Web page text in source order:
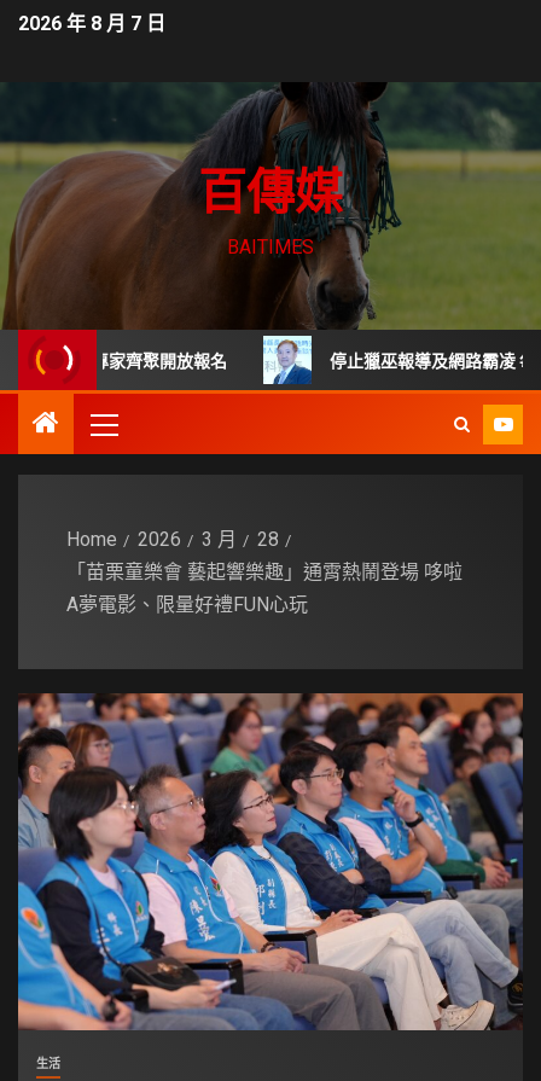
2026 年 8 月 7 日
百傳媒
BAITIMES
尖專家齊聚開放報名 停止獵巫報導及網路霸凌 每起詐騙
Home 2026 3 月
28
「苗栗童樂會 藝起響樂趣」通霄熱鬧登場 哆啦
A夢電影、限量好禮FUN心玩
生活